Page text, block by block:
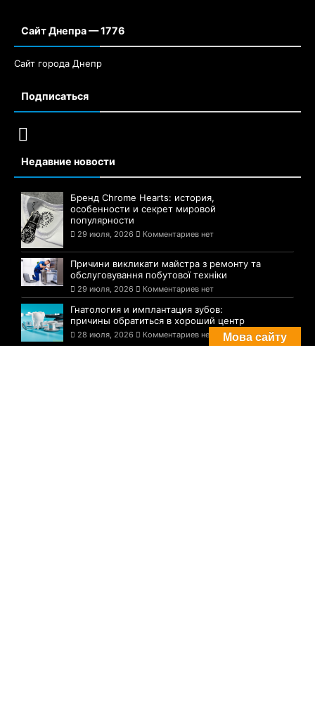
Сайт Днепра — 1776
Сайт города Днепр
Подписаться
Недавние новости
Бренд Chrome Hearts: история,
особенности и секрет мировой
популярности
29 июля, 2026 Комментариев нет
Причини викликати майстра з ремонту та
обслуговування побутової техніки
29 июля, 2026 Комментариев нет
Гнатология и имплантация зубов:
причины обратиться в хороший центр
28 июля, 2026 Комментариев нет Мова сайту